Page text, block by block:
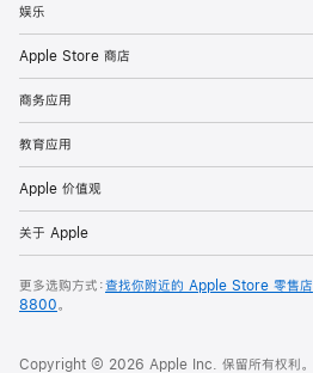
娱乐
Apple Store 商店
商务应用
教育应用
Apple 价值观
关于 Apple
更多选购方式：查找你附近的 Apple Store 零售店
8800。
Copyright © 2026 Apple Inc. 保留所有权利。